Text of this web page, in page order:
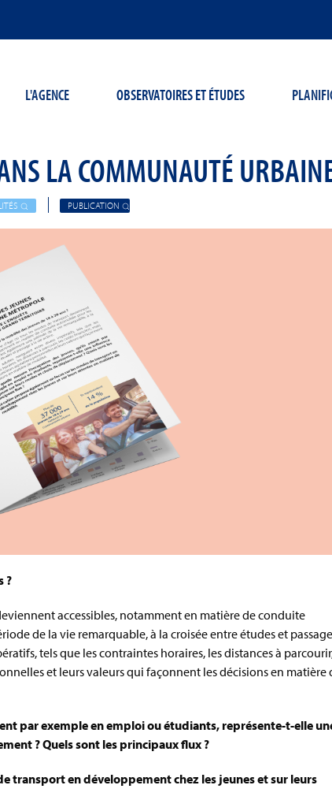
L'AGENCE OBSERVATOIRES ET ÉTUDES
LA COMMUNAUTÉ
PUBLICATION
?
accessibles, notamment en matière de conduite
de la vie remarquable, à la croisée entre études et
tels que les contraintes horaires, les distances à
et leurs valeurs qui façonnent les décisions en matière
par exemple en emploi ou étudiants, représente-t-elle
? Quels sont les principauxflux ?
transport en développement chez les jeunes et sur leurs